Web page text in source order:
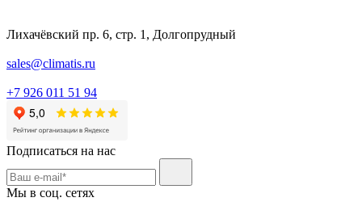
Лихачёвский пр. 6, стр. 1, Долгопрудный
sales@climatis.ru
+7 926 011 51 94
Подписаться на нас
Мы в соц. сетях